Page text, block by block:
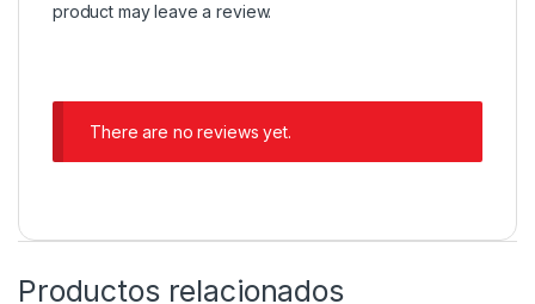
product may leave a review.
There are no reviews yet.
Productos relacionados